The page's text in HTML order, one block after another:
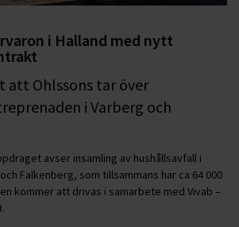
i Halland med nytt
att Ohlssons tar över
i Varberg och
avser insamling av hushållsavfall i
Falkenberg, som tillsammans har ca 64 000
kommer att drivas i samarbete med Vivab –